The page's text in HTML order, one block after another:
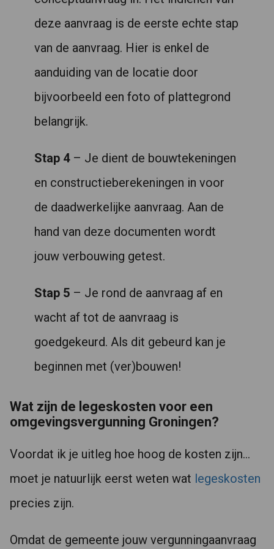
deze aanvraag is de eerste echte stap
van de aanvraag. Hier is enkel de
aanduiding van de locatie door
bijvoorbeeld een foto of plattegrond
belangrijk.
Stap 4– Je dient de bouwtekeningen
en constructieberekeningen in voor
de daadwerkelijke aanvraag. Aan de
hand van deze documenten wordt
jouw verbouwing getest.
Stap 5 – Je rond de aanvraag af en
wacht af tot de aanvraag is
goedgekeurd. Als dit gebeurd kan je
beginnen met (ver)bouwen!
Wat zijn de legeskosten voor een
omgevingsvergunning Groningen?
Voordat ik je uitleg hoe hoog de kosten zijn…
moet je natuurlijk eerst weten wat legeskosten
precies zijn.
Omdat de gemeente jouw vergunningaanvraag